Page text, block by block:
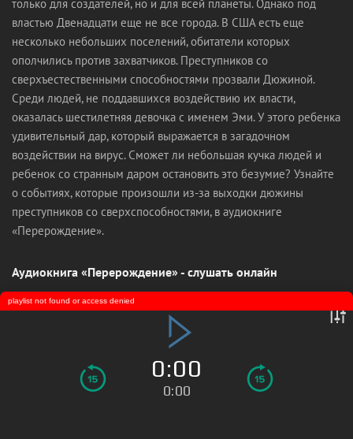
только для создателей, но и для всей планеты. Однако под
властью Двенадцати еще не все города. В США есть еще
несколько небольших поселений, обитатели которых
ополчились против захватчиков. Преступников со
сверхъестественными способностями прозвали Дюжиной.
Среди людей, не поддавшихся воздействию их власти,
оказалась шестилетняя девочка с именем Эми. У этого ребенка
удивительный дар, который выражается в загадочном
воздействии на вирус. Сможет ли небольшая кучка людей и
ребенок со странным даром остановить это безумие? Узнайте
о событиях, которые произошли из-за выходки дюжины
преступников со сверхспособностями, в аудиокниге
«Перерождение».
Аудиокнига «Перерождение» - слушать онлайн
0:00
0:00
playlist not found or access denied